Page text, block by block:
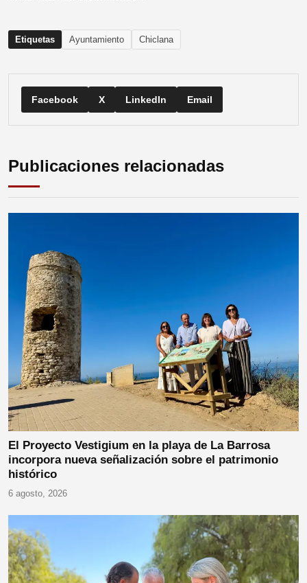
Etiquetas Ayuntamiento Chiclana
Facebook X LinkedIn Email
Publicaciones relacionadas
El Proyecto Vestigium en la playa de La Barrosa
incorpora nueva señalización sobre el patrimonio
histórico
6 agosto, 2026